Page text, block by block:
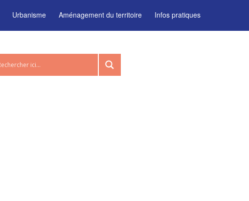
Urbanisme Aménagement du territoire Infos pratiques